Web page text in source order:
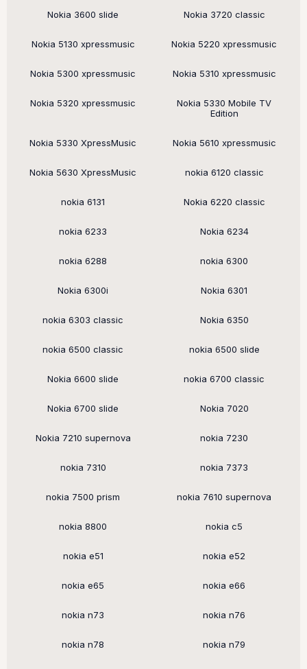
Nokia 3600 slide Nokia 3720 classic
Nokia 5130 xpressmusic Nokia 5220 xpressmusic
Nokia 5300 xpressmusic Nokia 5310 xpressmusic
Nokia 5320 xpressmusic
Nokia 5330 Mobile TV
Edition
Nokia 5330 XpressMusic Nokia 5610 xpressmusic
Nokia 5630 XpressMusic nokia 6120 classic
nokia 6131 Nokia 6220 classic
nokia 6233 Nokia 6234
nokia 6288 nokia 6300
Nokia 6300i Nokia 6301
nokia 6303 classic Nokia 6350
nokia 6500 classic nokia 6500 slide
Nokia 6600 slide nokia 6700 classic
Nokia 6700 slide Nokia 7020
Nokia 7210 supernova nokia 7230
nokia 7310 nokia 7373
nokia 7500 prism nokia 7610 supernova
nokia 8800 nokia c5
nokia e51 nokia e52
nokia e65 nokia e66
nokia n73 nokia n76
nokia n78 nokia n79